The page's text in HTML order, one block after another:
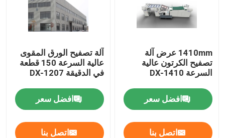
1410mm عرض آلة
تصفيح الكرتون عالية
السرعة DX-1410
افضل سعر
اتصل بنا
آلة تصفيح الورق المقوى
عالية السرعة 150 قطعة
في الدقيقة DX-1207
افضل سعر
اتصل بنا